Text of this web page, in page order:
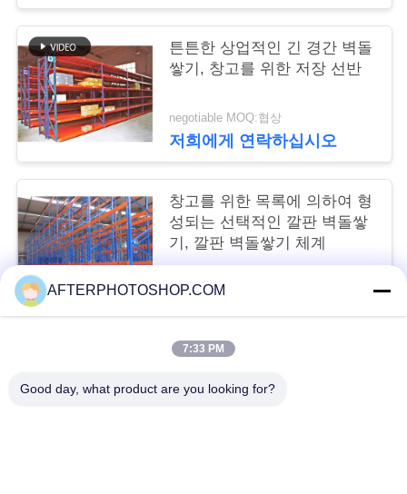
사
이
트
맵
PRIVACY
POLICY
튼튼한 상업적인 긴 경간 벽돌
쌓기, 창고를 위한 저장 선반
negotiable MOQ:협상
저희에게 연락하십시오
창고를 위한 목록에 의하여 형
성되는 선택적인 깔판 벽돌쌓
기, 깔판 벽돌쌓기 체계
저희에게 연락하십시오
AFTERPHOTOSHOP.COM
7:33 PM
Good day, what product are you looking for?